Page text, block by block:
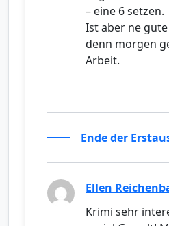
– eine 6 setzen.
Ist aber ne
denn morgen
Arbeit.
Ende der
Ellen
Krimi sehr